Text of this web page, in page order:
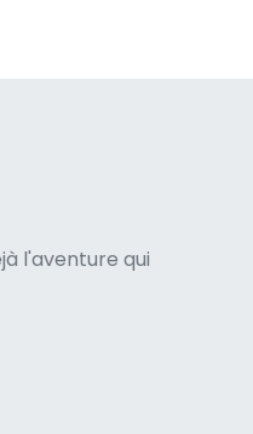
l'aventure qui